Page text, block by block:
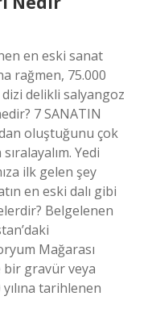
en eski sanat
rağmen, 75.000
delikli salyangoz
7 SANATIN
oluştuğunu çok
Yedi
ilk gelen şey
en eski dalı gibi
Belgelenen
Mağarası
gravür veya
tarihlenen